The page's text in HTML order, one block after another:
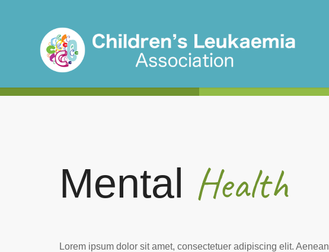
Mental Health
Lorem ipsum dolor sit amet, consectetuer adipiscing elit. Aenean